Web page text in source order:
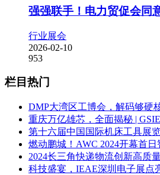
强强联手！电力贸促会同
行业展会
2026-02-10
953
栏目热门
DMP大湾区工博会，解码够硬
重庆万亿雄芯，全面揭秘 |
第十六届中国国际机床工具展
燃动鹏城！AWC 2024开幕首日
2024长三角快递物流创新高质
科技盛宴，IEAE深圳电子展点